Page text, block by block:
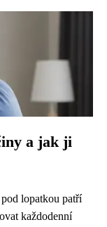
a jak ji
lopatkou patří
každodenní